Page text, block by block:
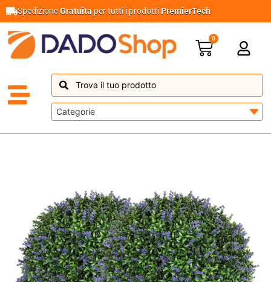
SpedizioneGratuita per tutti i prodottiPremierTech
0